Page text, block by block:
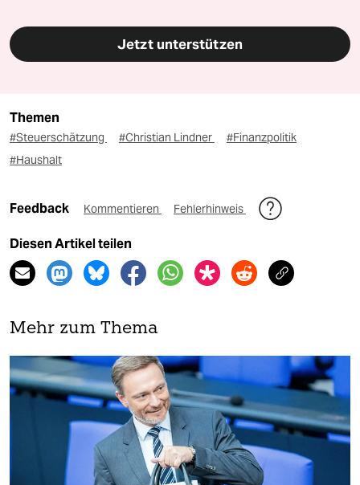
Jetzt unterstützen
Themen
#Steuerschätzung #Christian Lindner
#Finanzpolitik
#Haushalt
Feedback Kommentieren Fehlerhinweis
Diesen Artikel teilen
Mehr zum Thema